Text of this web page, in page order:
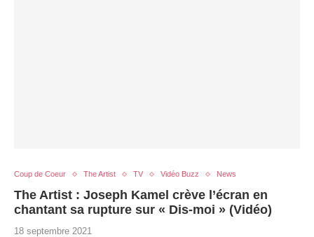
Coup de Coeur The Artist TV Vidéo Buzz News
The Artist : Joseph Kamel crève l’écran en
chantant sa rupture sur « Dis-moi » (Vidéo)
18 septembre 2021